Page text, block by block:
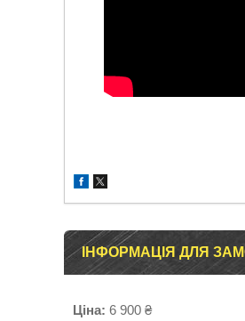
ІНФОРМАЦІЯ ДЛЯ
Ціна: 6 900 ₴